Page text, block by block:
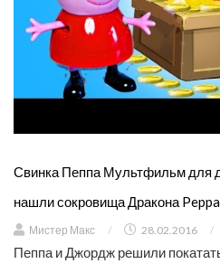
Свинка Пеппа Мультфильм для
нашли сокровища Дракона
Мистер Макс / 28.02.2016 /
Пеппа и Джордж решили